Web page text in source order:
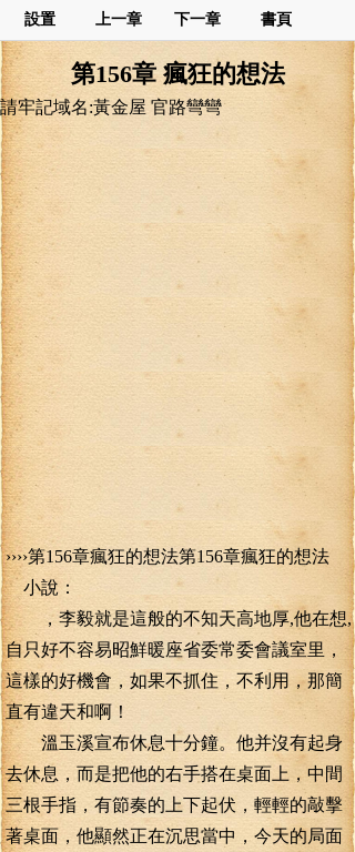
設置 上一章 下一章 書頁
第156章 瘋狂的想法
請牢記域名:黃金屋 官路彎彎
››››第156章瘋狂的想法第156章瘋狂的想法
小說：
，李毅就是這般的不知天高地厚,他在想,
自只好不容易昭鮮暖座省委常委會議室里，
這樣的好機會，如果不抓住，不利用，那簡
直有違天和啊！
溫玉溪宣布休息十分鐘。他并沒有起身
去休息，而是把他的右手搭在桌面上，中間
三根手指，有節奏的上下起伏，輕輕的敲擊
著桌面，他顯然正在沉思當中，今天的局面